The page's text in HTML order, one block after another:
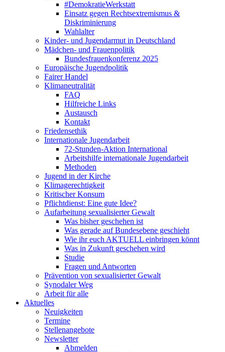
#DemokratieWerkstatt
Einsatz gegen Rechtsextremismus &
Diskriminierung
Wahlalter
Kinder- und Jugendarmut in Deutschland
Mädchen- und Frauenpolitik
Bundesfrauenkonferenz 2025
Europäische Jugendpolitik
Fairer Handel
Klimaneutralität
FAQ
Hilfreiche Links
Austausch
Kontakt
Friedensethik
Internationale Jugendarbeit
72-Stunden-Aktion International
Arbeitshilfe internationale Jugendarbeit
Methoden
Jugend in der Kirche
Klimagerechtigkeit
Kritischer Konsum
Pflichtdienst: Eine gute Idee?
Aufarbeitung sexualisierter Gewalt
Was bisher geschehen ist
Was gerade auf Bundesebene geschieht
Wie ihr euch AKTUELL einbringen könnt
Was in Zukunft geschehen wird
Studie
Fragen und Antworten
Prävention von sexualisierter Gewalt
Synodaler Weg
Arbeit für alle
Aktuelles
Neuigkeiten
Termine
Stellenangebote
Newsletter
Abmelden